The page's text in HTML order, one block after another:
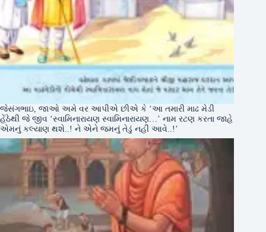
જેસંગભાઇ, જાઓ અમે વર આપીએ છીએ કે ‘આ તમારી માઢ મેડી
હેંઠેથી જે જીવ ‘સ્વામિનારાયણ સ્વામિનારાયણ…’ નામ રટણ કરતા જાહે
એમનું કલ્યાણ થશે..! ને એને જમનું તેડું નહીં આવે..!’